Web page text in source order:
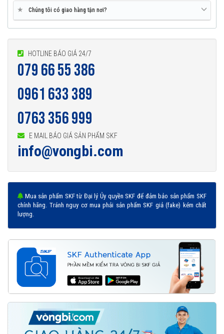
★ Chúng tôi có giao hàng tận nơi?
HOTLINE BÁO GIÁ 24/7
079 66 55 386
0961 633 389
0763 356 999
E MAIL BÁO GIÁ SẢN PHẨM SKF
info@vongbi.com
Mua sản phẩm SKF từ Đại lý Ủy quyền SKF để đảm bảo sản phẩm SKF
chính hãng. Tránh nguy cơ mua phải sản phẩm SKF giả (fake) kém chất
lượng.